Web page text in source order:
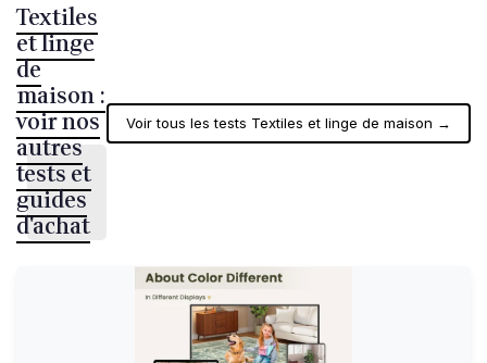
Textiles
et linge
de
maison :
voir nos
autres
tests et
guides
d'achat
Voir tous les tests Textiles et linge de maison →